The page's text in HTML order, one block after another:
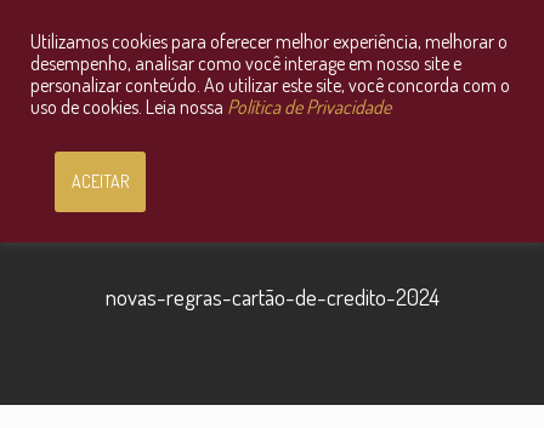
Consultoria Jurídica OnLine
novas-regras-cartão-de-credito-2024
Utilizamos cookies para oferecer melhor experiência, melhorar o
desempenho, analisar como você interage em nosso site e
personalizar conteúdo. Ao utilizar este site, você concorda com o
uso de cookies. Leia nossa Política de Privacidade
ACEITAR